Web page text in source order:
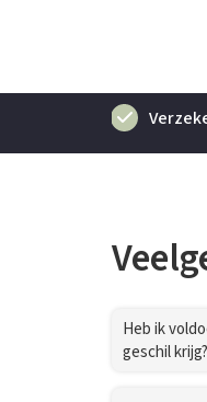
Heb ik
geschil krijg?